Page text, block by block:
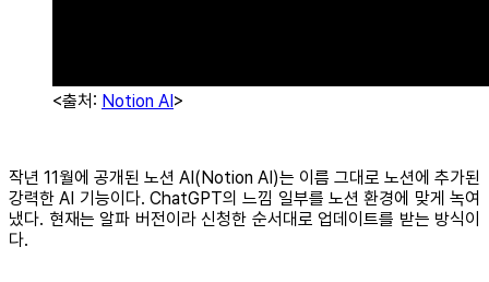
<출처: Notion AI>
작년 11월에 공개된 노션 AI(Notion AI)는 이름 그대로 노션에 추가된
강력한 AI 기능이다. ChatGPT의 느낌 일부를 노션 환경에 맞게 녹여
냈다. 현재는 알파 버전이라 신청한 순서대로 업데이트를 받는 방식이
다.